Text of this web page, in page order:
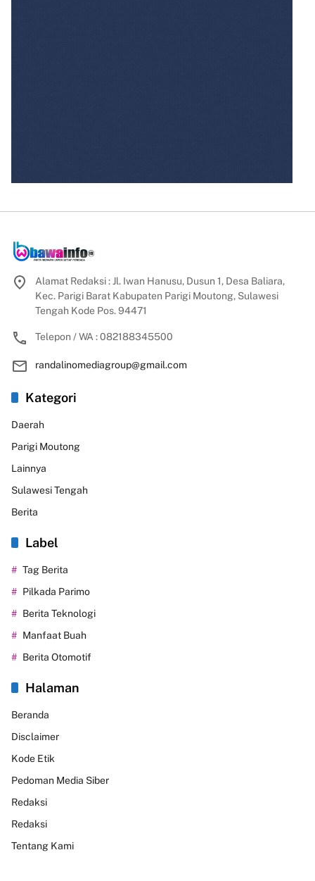
Alamat Redaksi : Jl. Iwan Hanusu, Dusun 1, Desa Baliara,
Kec. Parigi Barat Kabupaten Parigi Moutong, Sulawesi
Tengah Kode Pos. 94471
Telepon / WA : 082188345500
randalinomediagroup@gmail.com
Kategori
Daerah
Parigi Moutong
Lainnya
Sulawesi Tengah
Berita
Label
Tag Berita
Pilkada Parimo
Berita Teknologi
Manfaat Buah
Berita Otomotif
Halaman
Beranda
Disclaimer
Kode Etik
Pedoman Media Siber
Redaksi
Redaksi
Tentang Kami